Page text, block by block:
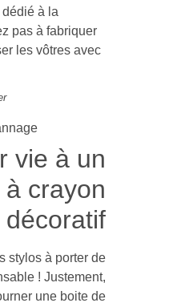
à la
pas à fabriquer
les vôtres avec
vie à un
à crayon
décoratif
stylos à porter de
! Justement,
une boite de